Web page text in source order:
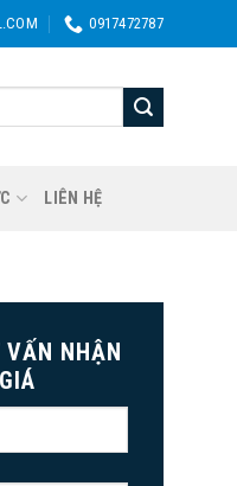
0917472787
LIÊN HỆ
NHẬN